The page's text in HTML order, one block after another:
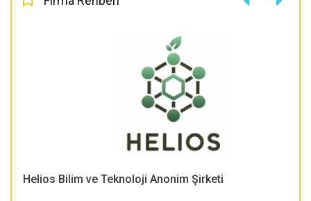
Helios Bilim ve Teknoloji Anonim Şirketi